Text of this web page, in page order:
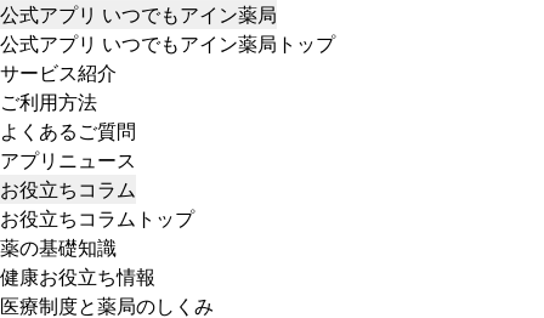
公式アプリ いつでもアイン薬局
公式アプリ いつでもアイン薬局トップ
サービス紹介
ご利用方法
よくあるご質問
アプリニュース
お役立ちコラム
お役立ちコラムトップ
薬の基礎知識
健康お役立ち情報
医療制度と薬局のしくみ